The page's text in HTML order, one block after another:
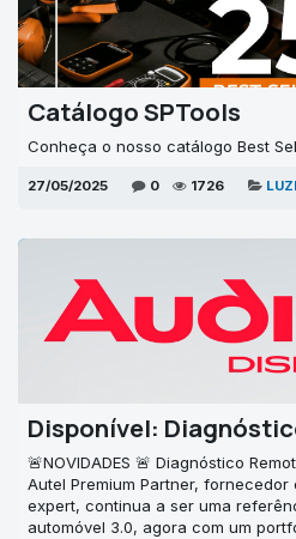
Catálogo SPTools
Conheça o nosso catálogo Best
27/05/2025 0 1726
Disponível:
🚨NOVIDADES 🚨 Diagnóstico
Autel Premium Partner,
expert, continua a ser uma
automóvel 3.0, agora com um